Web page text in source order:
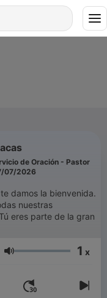
de Oración - Pastor
07/2026
damos la bienvenida.
nuestras
eres parte de la gran
Volumen 1 x